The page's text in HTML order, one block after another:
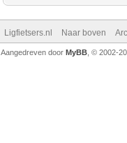
Ligfietsers.nl Naar boven
Aangedreven door MyBB, © 2002-